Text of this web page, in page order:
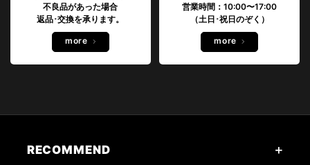
不良品があった場合
返品･交換を承ります。
more
営業時間：10:00〜17:00
（土日･祝日のぞく）
more
RECOMMEND